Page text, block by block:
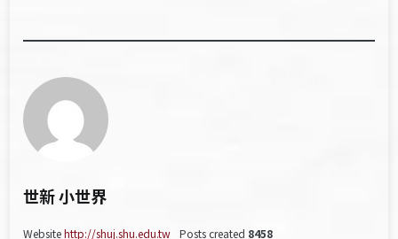
世新 小世界
Websitehttp://shuj.shu.edu.tw Posts created 8458